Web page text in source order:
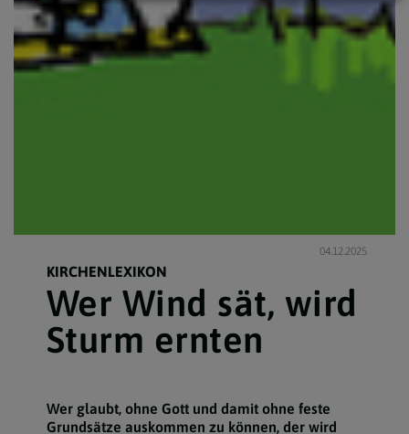
04.12.2025
KIRCHENLEXIKON
Wer Wind sät, wird
Sturm ernten
Wer glaubt, ohne Gott und damit ohne feste
Grundsätze auskommen zu können, der wird